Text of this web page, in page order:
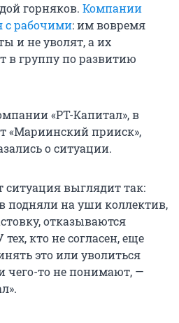
горняков. Компании
с рабочими: им вовремя
и не уволят, а их
в группу по развитию
«РТ-Капитал», в
«Мариинский прииск»,
о ситуации.
выглядит так:
подняли на уши коллектив,
отказываются
кто не согласен, еще
это или уволиться
чего-то не понимают, —